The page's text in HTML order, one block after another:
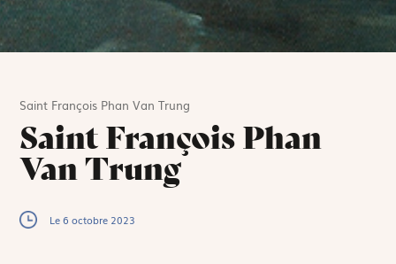
Saint François Phan Van Trung
Saint François Phan
Van Trung
Le 6 octobre 2023